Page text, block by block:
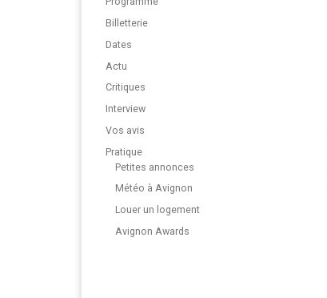
Billetterie
Dates
Actu
Critiques
Interview
Vos avis
Pratique
Petites annonces
Météo à Avignon
Louer un logement
Avignon Awards